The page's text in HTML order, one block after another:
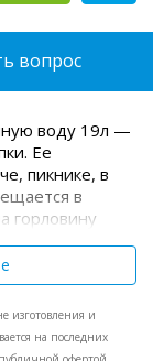
вопрос
воду 19л —
Ее
пикнике, в
в
горловину
для
входит,
изготовления и
на последних